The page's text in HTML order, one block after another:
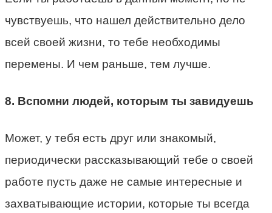
чувствуешь, что нашел действительно дело
всей своей жизни, то тебе необходимы
перемены. И чем раньше, тем лучше.
8. Вспомни людей, которым ты завидуешь
Может, у тебя есть друг или знакомый,
периодически рассказывающий тебе о своей
работе пусть даже не самые интересные и
захватывающие истории, которые ты всегда